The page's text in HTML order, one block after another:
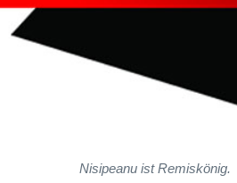
Nisipeanu ist Remiskönig.